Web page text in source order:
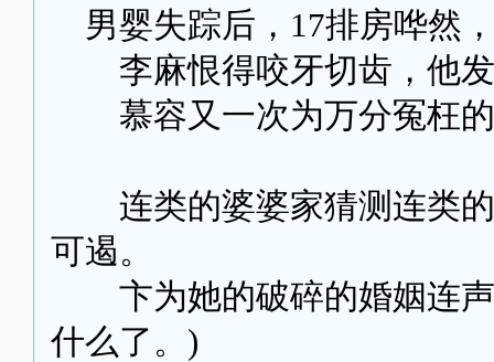
男婴失踪后，17排房哗然
李麻恨得咬牙切齿，他发
慕容又一次为万分冤枉的
连类的婆婆家猜测连类的
可遏。
卞为她的破碎的婚姻连声
什么了。)